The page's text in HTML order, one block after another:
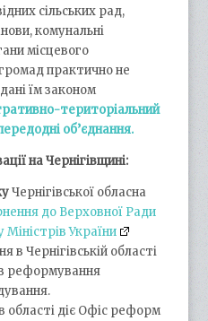
сільських рад,
комунальні
місцевого
практично не
їм законом
територіальний
об’єднання.
на Чернігівщині:
Чернігівської обласна
до Верховної Ради
Міністрів України
Чернігівській області
реформування
області діє Офіс реформ